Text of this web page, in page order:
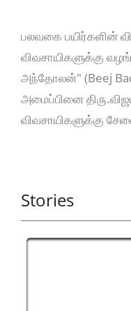
பலவகை பயிர்களின்
விவசாயிகளுக்கு
அந்தோலன்" (Beej
அமைப்பினை
விவசாயிகளுக்கு
தற்போது 68 வயதை
தொடர்ந்து
Stories